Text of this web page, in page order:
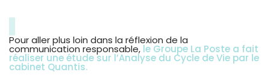
Pour aller plus loin dans la réflexion de la
communication responsable, le Groupe La Poste a fait
réaliser une étude sur l’Analyse du Cycle de Vie par le
cabinet Quantis.